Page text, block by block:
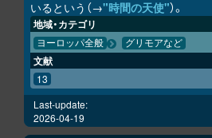
いるという（→"時間の天使"）。
地域・カテゴリ
ヨーロッパ全般 グリモアなど
文献
13
Last-update:
2026-04-19